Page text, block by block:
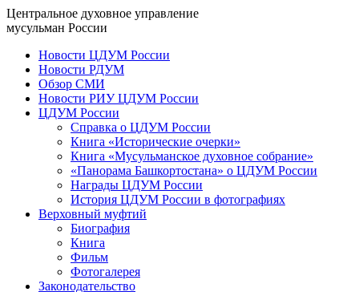
Центральное духовное управление
мусульман России
Новости ЦДУМ России
Новости РДУМ
Обзор СМИ
Новости РИУ ЦДУМ России
ЦДУМ России
Справка о ЦДУМ России
Книга «Исторические очерки»
Книга «Мусульманское духовное собрание»
«Панорама Башкортостана» о ЦДУМ России
Награды ЦДУМ России
История ЦДУМ России в фотографиях
Верховный муфтий
Биография
Книга
Фильм
Фотогалерея
Законодательство